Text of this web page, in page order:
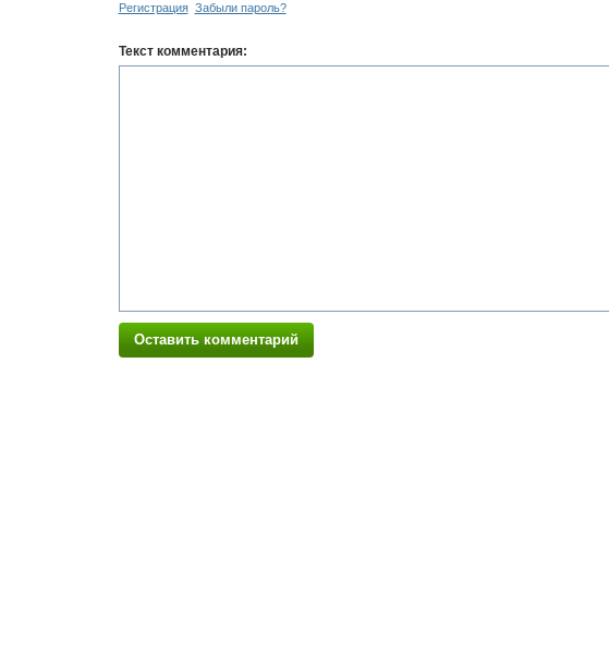
Регистрация Забыли пароль?
Текст комментария:
Оставить комментарий